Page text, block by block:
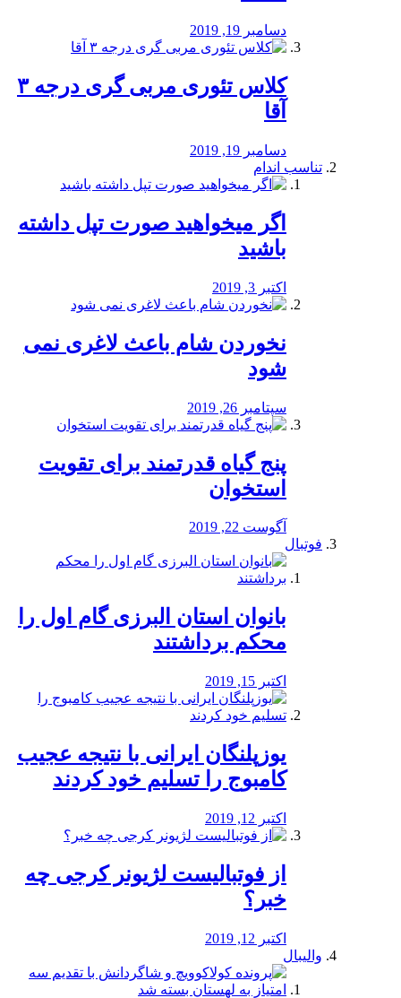
دسامبر 19, 2019
کلاس تئوری مربی گری درجه ۳
آقا
دسامبر 19, 2019
تناسب اندام
اگر میخواهید صورت تپل داشته
باشید
اکتبر 3, 2019
نخوردن شام باعث لاغری نمی
‌شود
سپتامبر 26, 2019
پنج گیاه قدرتمند برای تقویت
استخوان
آگوست 22, 2019
فوتبال
بانوان استان البرزی گام اول را
محكم برداشتند
اکتبر 15, 2019
یوزپلنگان ایرانی با نتیجه عجیب
کامبوج را تسلیم خود کردند
اکتبر 12, 2019
از فوتبالیست لژیونر کرجی چه
خبر؟
اکتبر 12, 2019
والیبال